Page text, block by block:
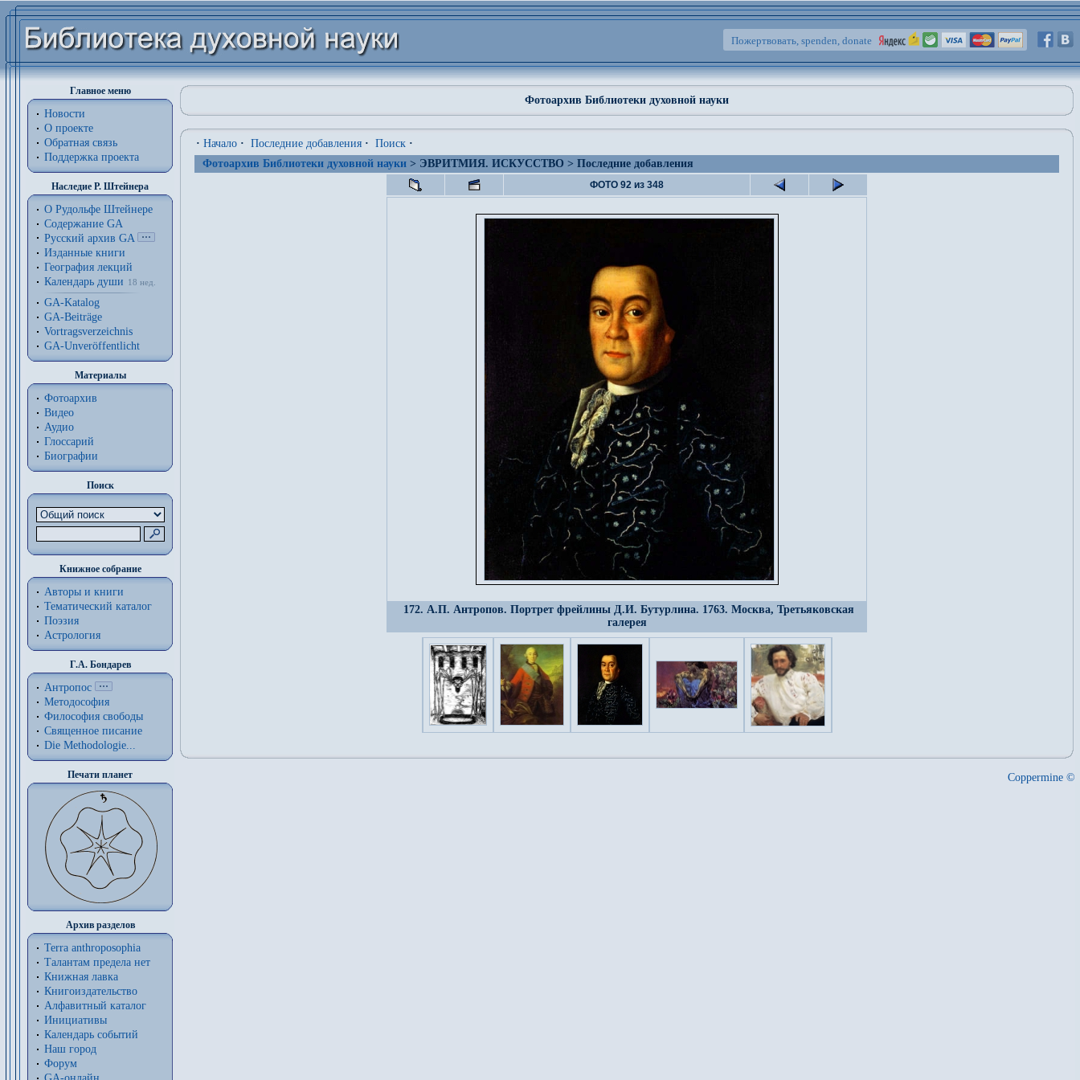
Пожертвовать, spenden, donate
Главное меню
Новости
О проекте
Обратная связь
Поддержка проекта
Наследие Р. Штейнера
О Рудольфе Штейнере
Содержание GA
Русский архив GA
Изданные книги
География лекций
Календарь души
18 нед.
GA-Katalog
GA-Beiträge
Vortragsverzeichnis
GA-Unveröffentlicht
Материалы
Фотоархив
Видео
Аудио
Глоссарий
Биографии
Поиск
Книжное собрание
Авторы и книги
Тематический каталог
Поэзия
Астрология
Г.А. Бондарев
Антропос
Методософия
Философия cвободы
Священное писание
Die Methodologie...
Печати планет
Архив разделов
Terra anthroposophia
Талантам предела нет
Книжная лавка
Книгоиздательство
Алфавитный каталог
Инициативы
Календарь событий
Наш город
Форум
Фотоархив Библиотеки духовной науки
· Начало · Последние добавления · Поиск ·
Фотоархив Библиотеки духовной науки > ЭВРИТМИЯ. ИСКУССТВО > Последние добавления
ФОТО 92 из 348
172. А.П. Антропов. Портрет фрейлины Д.И. Бутурлина. 1763. Москва, Третьяковская
галерея
Coppermine ©